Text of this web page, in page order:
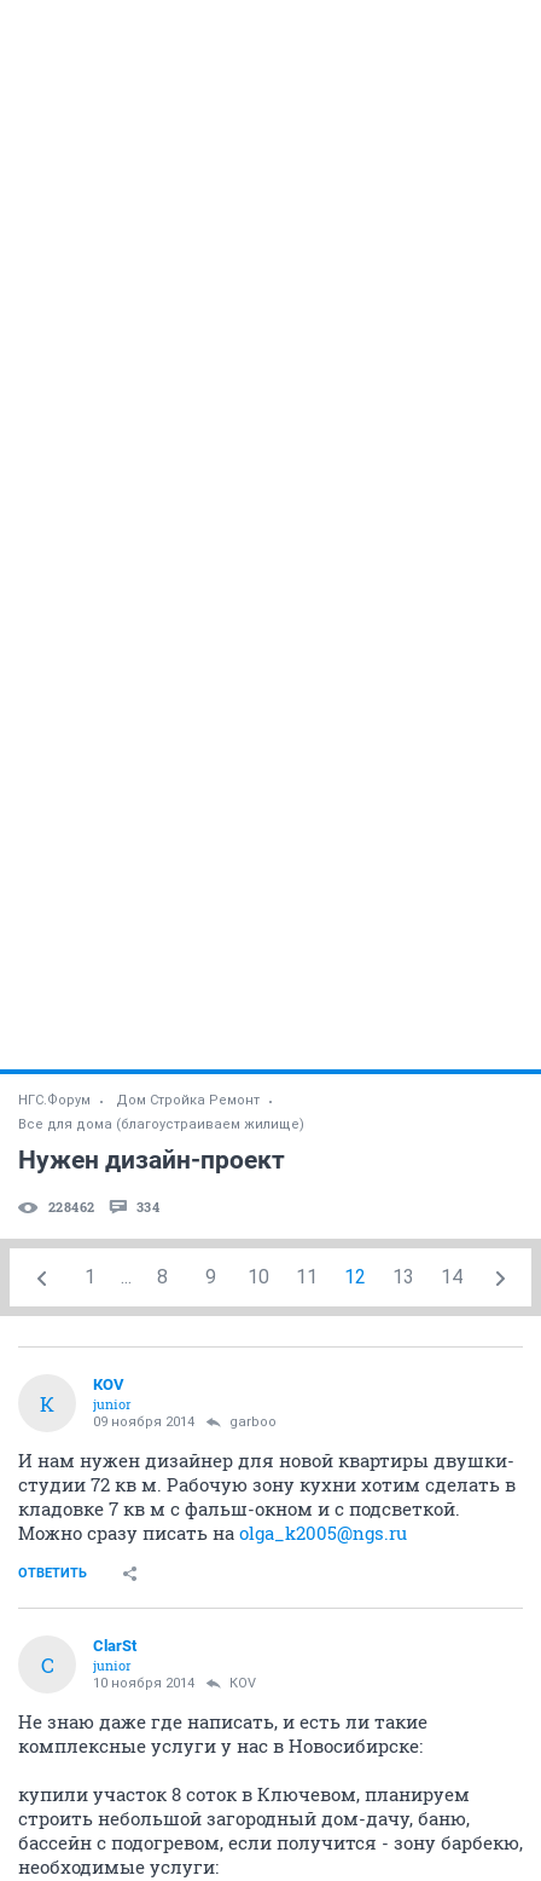
НГС.Форум
Дом Стройка Ремонт
Все для дома (благоустраиваем жилище)
Нужен дизайн-проект
228462 334
1 ... 8 9 10 11 12 13 14
К
КОV
junior
09 ноября 2014 garboo
И нам нужен дизайнер для новой квартиры двушки-
студии 72 кв м. Рабочую зону кухни хотим сделать в
кладовке 7 кв м с фальш-окном и с подсветкой.
Можно сразу писать на olga_k2005@ngs.ru
ОТВЕТИТЬ
C
ClarSt
junior
10 ноября 2014 КОV
Не знаю даже где написать, и есть ли такие
комплексные услуги у нас в Новосибирске:
купили участок 8 соток в Ключевом, планируем
строить небольшой загородный дом-дачу, баню,
бассейн с подогревом, если получится - зону барбекю,
необходимые услуги: